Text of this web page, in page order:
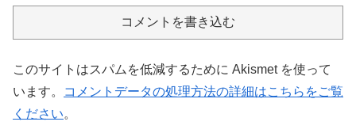
コメントを書き込む
このサイトはスパムを低減するために Akismet を使って
います。
コメントデータの処理方法の詳細はこちらをご覧
ください。